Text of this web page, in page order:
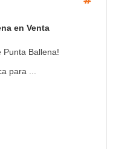
en Venta
Punta Ballena!
para ...